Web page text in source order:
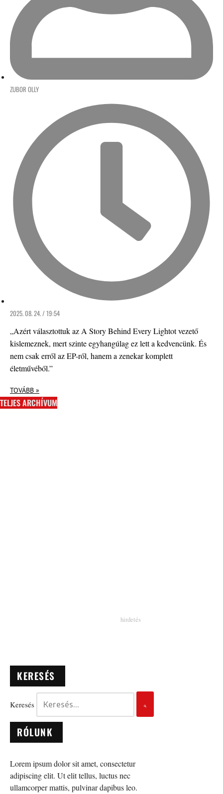
ZUBOR OLLY
2025. 08. 24. / 19:54
„Azért választottuk az A Story Behind Every Lightot vezető
kislemeznek, mert szinte egyhangúlag ez lett a kedvencünk. És
nem csak erről az EP-ről, hanem a zenekar komplett
életművéből.”
TOVÁBB »
TELJES ARCHÍVUM
KERESÉS
Keresés
RÓLUNK
Lorem ipsum dolor sit amet, consectetur
adipiscing elit. Ut elit tellus, luctus nec
ullamcorper mattis, pulvinar dapibus leo.